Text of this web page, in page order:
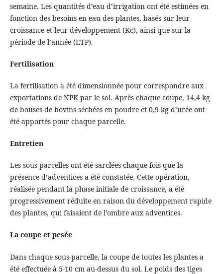
semaine. Les quantités d’eau d’irrigation ont été estimées en
fonction des besoins en eau des plantes, basés sur leur
croissance et leur développement (Kc), ainsi que sur la
période de l’année (ETP).
Fertilisation
La fertilisation a été dimensionnée pour correspondre aux
exportations de NPK par le sol. Après chaque coupe, 14,4 kg
de bouses de bovins séchées en poudre et 0,9 kg d’urée ont
été apportés pour chaque parcelle.
Entretien
Les sous-parcelles ont été sarclées chaque fois que la
présence d’adventices a été constatée. Cette opération,
réalisée pendant la phase initiale de croissance, a été
progressivement réduite en raison du développement rapide
des plantes, qui faisaient de l’ombre aux adventices.
La coupe et pesée
Dans chaque sous-parcelle, la coupe de toutes les plantes a
été effectuée à 5-10 cm au-dessus du sol. Le poids des tiges